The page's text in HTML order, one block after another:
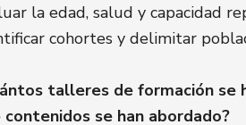
la edad, salud y capacidad
cohortes y delimitar
talleres de formación se
contenidos se han abordado?